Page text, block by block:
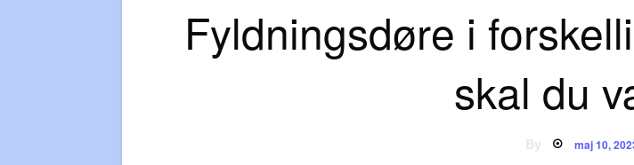
Fyldningsdøre i
skal du
Posted
on
maj 10,